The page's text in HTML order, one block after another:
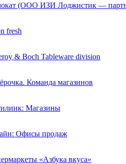
(ООО ИЗИ Лоджистик —
fresh
& Boch Tableware division
Команда магазинов
Магазины
Офисы продаж
«Азбука вкуса»